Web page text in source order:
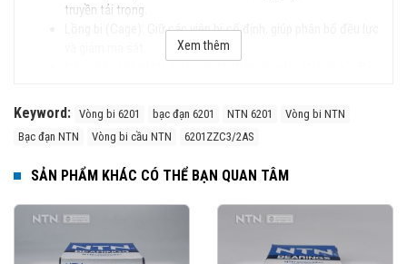
truyền tải trọng.
Lồng bi (Cage): Giữ các viên bi cố định, giúp phân bổ đều lực
3. Đặc Điểm Nổi Bật
Chịu tải tốt cả hướng tâm và dọc trục.
Tốc độ quay cao, ma sát thấp, vận hành êm ái.
Độ bền cao, ít phải bảo trì.
Có nhiều phiên bản với nắp chắn bụi hoặc phớt chặn dầu.
Xem thêm
Keyword: Vòng bi 6201 bạc đạn 6201 NTN 6201
Vòng bi NTN
Bạc đạn NTN
Vòng bi cầu NTN 6201ZZC3/2AS
SẢN PHẨM KHÁC CÓ THỂ BẠN QUAN TÂM